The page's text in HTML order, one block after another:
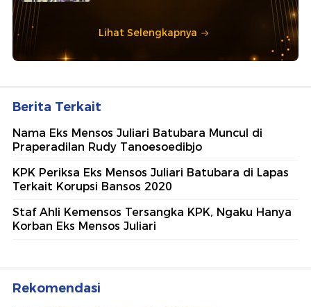
Lihat Selengkapnya
Berita Terkait
Nama Eks Mensos Juliari Batubara Muncul di
Praperadilan Rudy Tanoesoedibjo
KPK Periksa Eks Mensos Juliari Batubara di Lapas
Terkait Korupsi Bansos 2020
Staf Ahli Kemensos Tersangka KPK, Ngaku Hanya
Korban Eks Mensos Juliari
Rekomendasi